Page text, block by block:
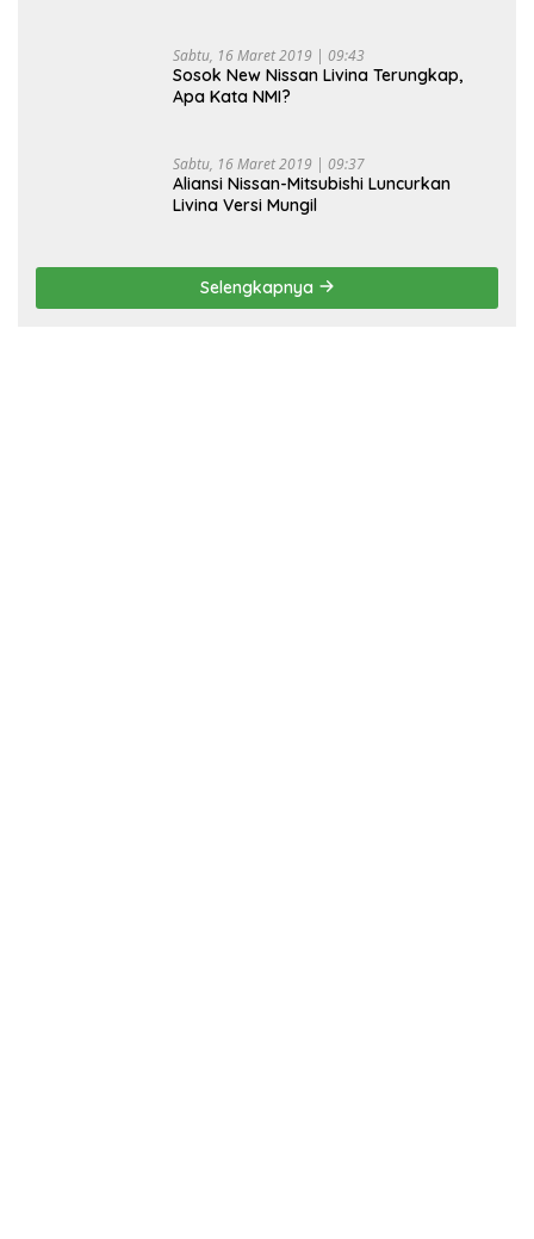
Sabtu, 16 Maret 2019 | 09:43
Sosok New Nissan Livina Terungkap,
Apa Kata NMI?
Sabtu, 16 Maret 2019 | 09:37
Aliansi Nissan-Mitsubishi Luncurkan
Livina Versi Mungil
Selengkapnya